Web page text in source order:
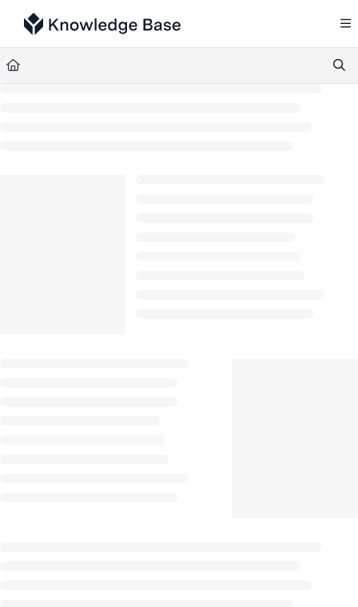
Documentation Index
Fetch the complete documentation index at:
Use this file to discover all available pages before exploring further.